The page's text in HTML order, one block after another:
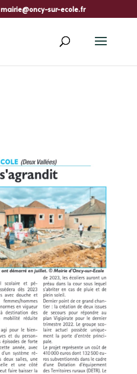
mairie@oncy-sur-ecole.fr